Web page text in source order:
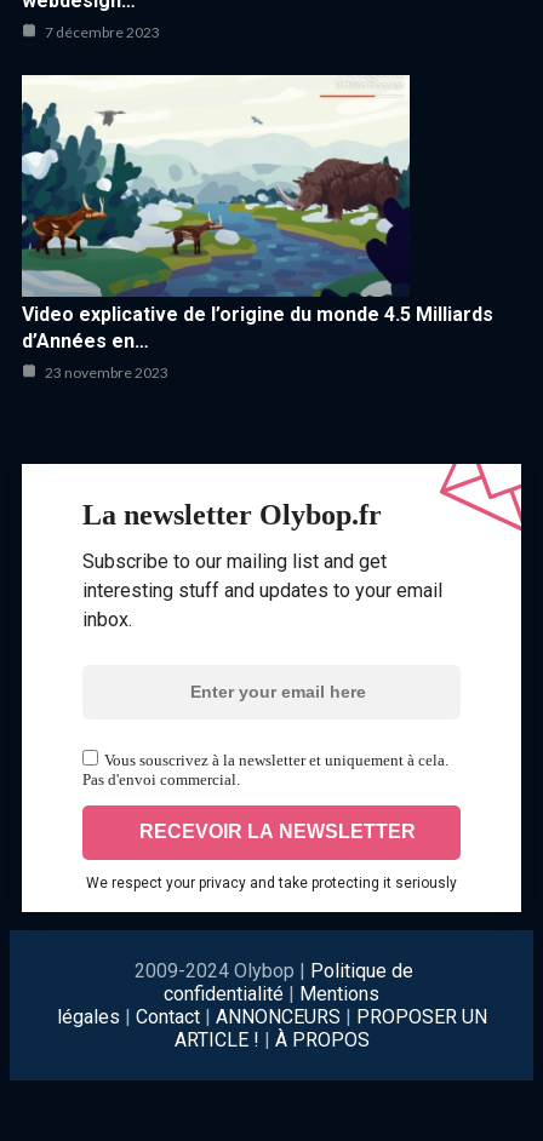
7 décembre 2023
Video explicative de l’origine du monde 4.5 Milliards
d’Années en…
23 novembre 2023
La newsletter Olybop.fr
Subscribe to our mailing list and get
interesting stuff and updates to your email
inbox.
Vous souscrivez à la newsletter et uniquement à cela.
Pas d'envoi commercial.
We respect your privacy and take protecting it seriously
2009-2024 Olybop | Politique de
confidentialité | Mentions
légales | Contact| ANNONCEURS | PROPOSER UN
ARTICLE ! | À PROPOS